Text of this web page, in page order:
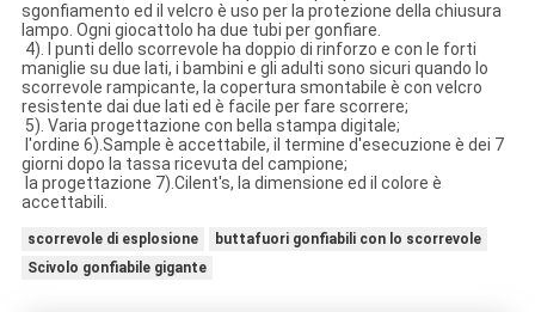
sgonfiamento ed il velcro è uso per la protezione della chiusura
lampo. Ogni giocattolo ha due tubi per gonfiare.
4). I punti dello scorrevole ha doppio di rinforzo e con le forti
maniglie su due lati, i bambini e gli adulti sono sicuri quando lo
scorrevole rampicante, la copertura smontabile è con velcro
resistente dai due lati ed è facile per fare scorrere;
5). Varia progettazione con bella stampa digitale;
l'ordine 6).Sample è accettabile, il termine d'esecuzione è dei 7
giorni dopo la tassa ricevuta del campione;
la progettazione 7).Cilent's, la dimensione ed il colore è
accettabili.
scorrevole di esplosione
buttafuori gonfiabili con lo scorrevole
Scivolo gonfiabile gigante